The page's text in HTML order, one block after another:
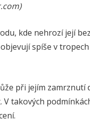
kde nehrozí její
spíše v
při jejím zamrznutí
takových